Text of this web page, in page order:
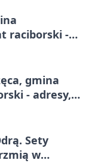
raciborski -
gmina
- adresy,
Sety
w